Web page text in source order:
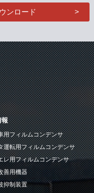
ンロード
報
用フィルムコンデンサ
運転用フィルムコンデンサ
レ用フィルムコンデンサ
善用機器
抑制装置